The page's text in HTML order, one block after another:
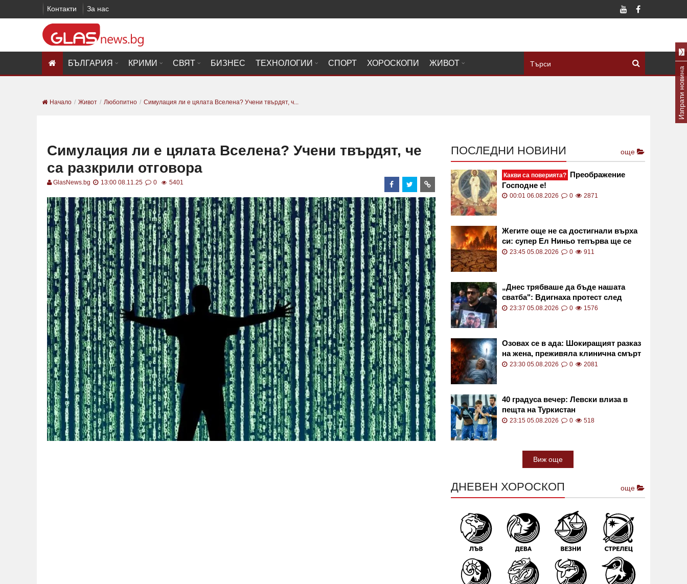
Контакти За нас
БЪЛГАРИЯ КРИМИ СВЯТ БИЗНЕС ТЕХНОЛОГИИ СПОРТ ХОРОСКОПИ ЖИВОТ
Начало Живот Любопитно Симулация ли е цялата Вселена? Учени твърдят, ч...
Симулация ли е цялата Вселена? Учени твърдят, че
са разкрили отговора
GlasNews.bg 13:00 08.11.25 0 5401
ПОСЛЕДНИ НОВИНИ още
Какви са поверията? Преображение
Господне е!
00:01 06.08.2026 0 2871
Жегите още не са достигнали върха
си: супер Ел Ниньо тепърва ще се
засилва
23:45 05.08.2026 0 911
„Днес трябваше да бъде нашата
сватба": Вдигнаха протест след
смъртта на Даяна
23:37 05.08.2026 0 1576
Озовах се в ада: Шокиращият разказ
на жена, преживяла клинична смърт
23:30 05.08.2026 0 2081
40 градуса вечер: Левски влиза в
пещта на Туркистан
23:15 05.08.2026 0 518
Виж още
ДНЕВЕН ХОРОСКОП още
Изпрати новина